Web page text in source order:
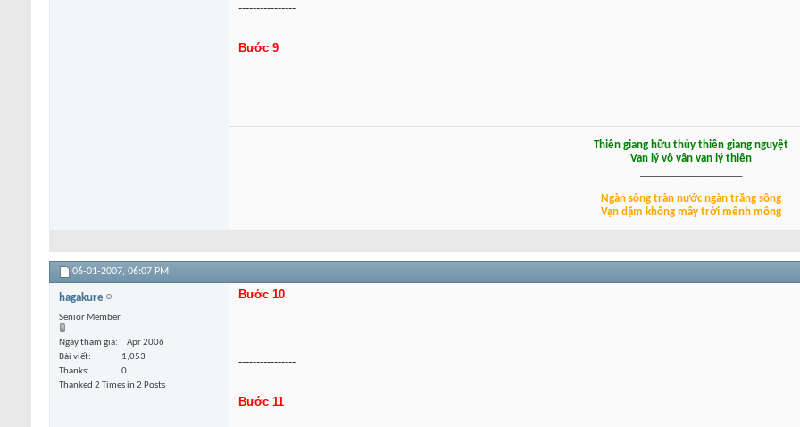
----------------
Bước 9
Thiên giang hữu thủy thiên giang nguyệt
Vạn lý vô vân vạn lý thiên
Ngàn sông tràn nước ngàn trăng sông
Vạn dặm không mây trời mênh mông
06-01-2007, 06:07 PM
hagakure
Senior Member
Ngày tham gia
Apr 2006
Bài viết
1,053
Thanks
0
Thanked 2 Times in 2 Posts
Bước 10
----------------
Bước 11